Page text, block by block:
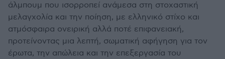
άλμπουμ που ισορροπεί ανάμεσα στη στοχαστική
μελαγχολία και την ποίηση, με ελληνικό στίχο και
ατμόσφαιρα ονειρική αλλά ποτέ επιφανειακή,
προτείνοντας μια λεπτή, σωματική αφήγηση για τον
έρωτα, την απώλεια και την επεξεργασία του